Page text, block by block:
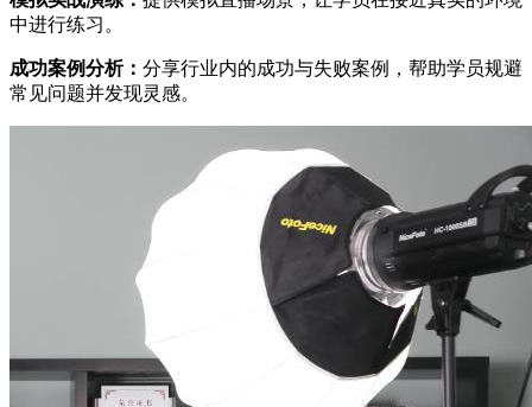
中进行练习。
成功案例分析： 分享行业内的成功与失败案例，帮助学员规避
常见问题并发现灵感。